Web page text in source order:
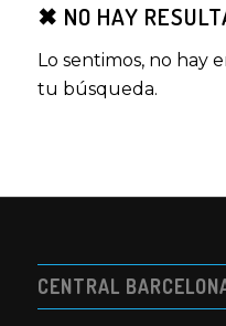
✖ NO HAY
Lo sentimos, no hay
tu búsqueda.
CENTRAL